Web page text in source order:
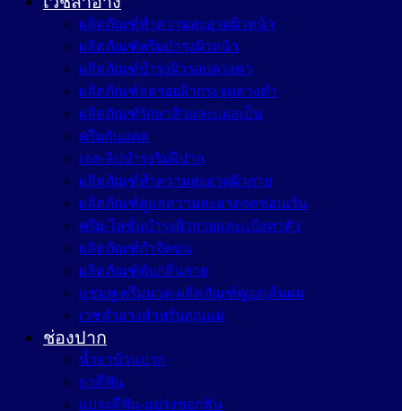
ผลิตภัณฑ์ทำความสะอาดผิวหน้า
ผลิตภัณฑ์ครีมบำรุงผิวหน้า
ผลิตภัณฑ์บำรุงผิวรอบดวงตา
ผลิตภัณฑ์ลดรอยฝ้ากระจุดด่างดำ
ผลิตภัณฑ์รักษาสิวและแผลเป็น
ครีมกันแดด
เจล-ลิปบำรุงริมฝีปาก
ผลิตภัณฑ์ทำความสะอาดผิวกาย
ผลิตภัณฑ์ดูแลความสะอาดจุดซ่อนเร้น
ครีม-โลชั่นบำรุงผิวกายและแป้งทาตัว
ผลิตภัณฑ์กำจัดขน
ผลิตภัณฑ์ดับกลิ่นกาย
แชมพู-ครีมนวด-ผลิตภัณฑ์ดูแลเส้นผม
เวชสำอางสำหรับคุณแม่
ช่องปาก
น้ำยาบ้วนปาก
ยาสีฟัน
แปรงสีฟัน-แปรงซอกฟัน